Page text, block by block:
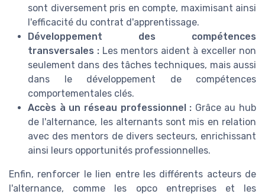
sont diversement pris en compte, maximisant ainsi
l'efficacité du contrat d'apprentissage.
Développement des compétences
transversales : Les mentors aident à exceller non
seulement dans des tâches techniques, mais aussi
dans le développement de compétences
comportementales clés.
Accès à un réseau professionnel : Grâce au hub
de l'alternance, les alternants sont mis en relation
avec des mentors de divers secteurs, enrichissant
ainsi leurs opportunités professionnelles.
Enfin, renforcer le lien entre les différents acteurs de
l'alternance, comme les opco entreprises et les